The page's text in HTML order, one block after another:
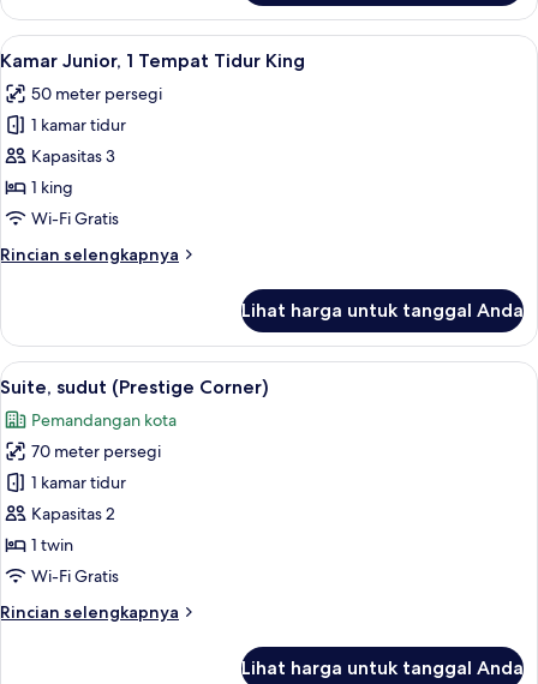
Kamar
Premium,
2
Tidur
Twin
Lihat
semua
foto
untuk
Kamar
Junior,
1
Tidur
Minibar, brankas, meja kerja, dan
31
Kamar Junior, 1 Tempat Tidur King
50 meter persegi
1 kamar tidur
Kapasitas 3
1 king
Wi-Fi Gratis
Rincian selengkapnya
Rincian
Kamar
Junior,
1
Tidur
King
Lihat harga untuk tanggal Anda
Lihat
semua
foto
untuk
Suite,
sudut
(Prestige
Corner)
Suite, sudut (Prestige Corner) |
14
Suite, sudut (Prestige Corner)
Pemandangan kota
70 meter persegi
1 kamar tidur
Kapasitas 2
1 twin
Wi-Fi Gratis
Rincian selengkapnya
Rincian
Lihat harga untuk tanggal Anda